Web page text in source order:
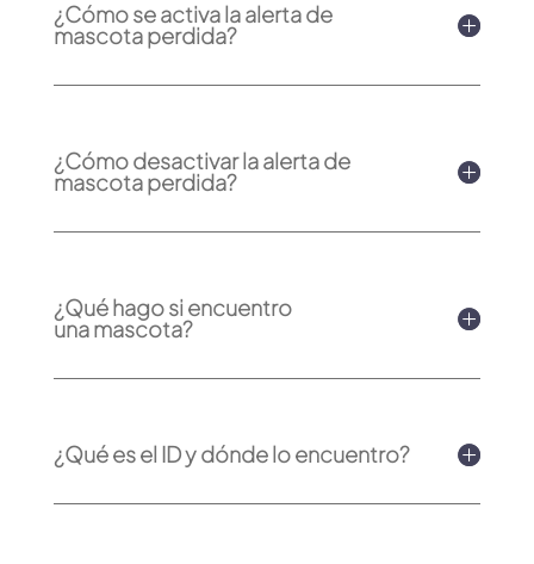
¿Cómo se activa la alerta de
mascota perdida?
¿Cómo desactivar la alerta de
mascota perdida?
¿Qué hago si encuentro
una mascota?
¿Qué es el ID y dónde lo encuentro?